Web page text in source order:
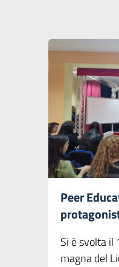
Peer
Si è svolta il
magna del